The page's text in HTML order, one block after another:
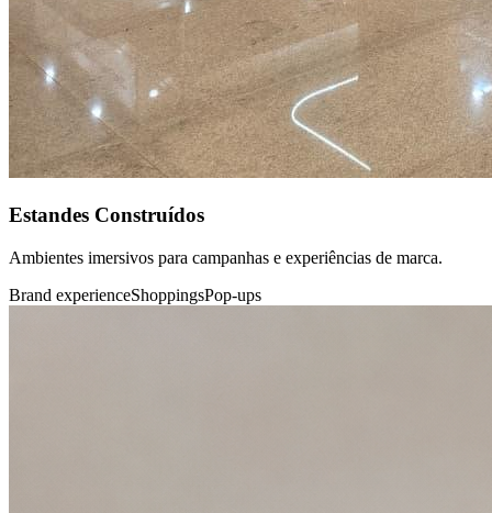
Estandes Construídos
Ambientes imersivos para campanhas e experiências de marca.
Brand experienceShoppingsPop-ups